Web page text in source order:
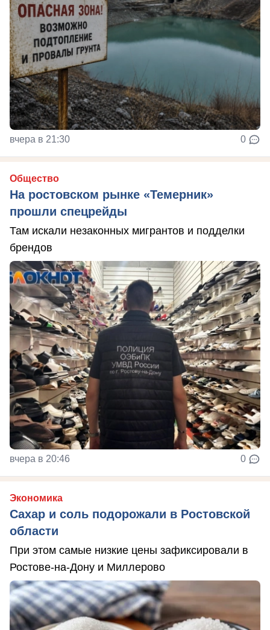
вчера в 21:30 0
Общество
На ростовском рынке «Темерник»
прошли спецрейды
Там искали незаконных мигрантов и подделки
брендов
вчера в 20:46 0
Экономика
Сахар и соль подорожали в Ростовской
области
При этом самые низкие цены зафиксировали в
Ростове-на-Дону и Миллерово